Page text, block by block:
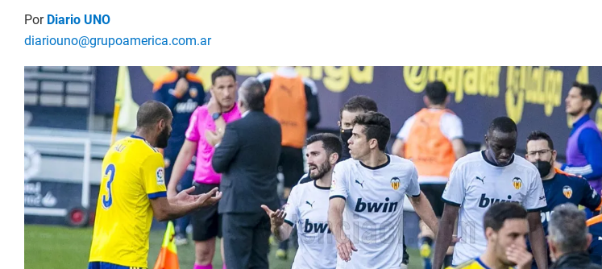
Por Diario UNO
diariouno@grupoamerica.com.ar